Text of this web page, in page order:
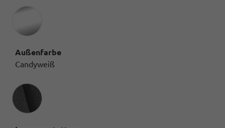
Außenfarbe
Candyweiß
Innenausstattung